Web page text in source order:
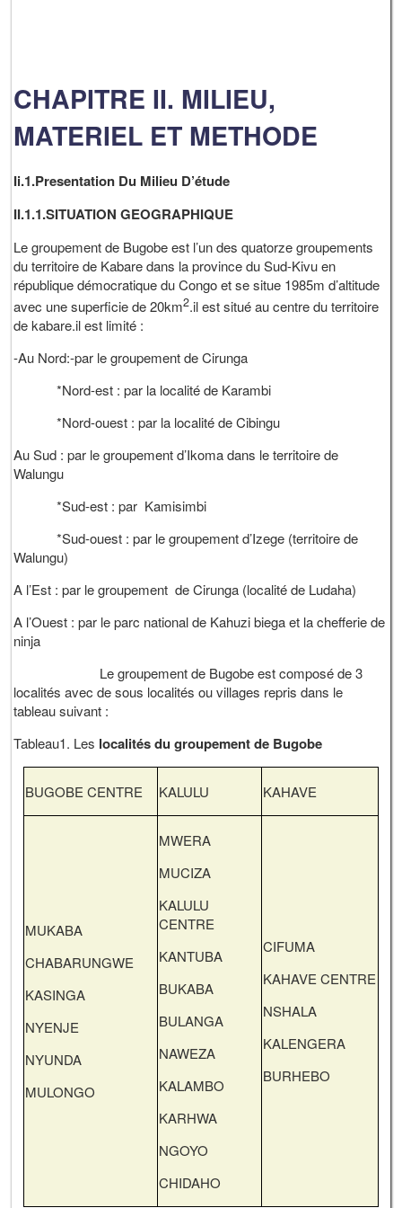
CHAPITRE II. MILIEU,
MATERIEL ET METHODE
Ii.1.Presentation Du Milieu D’étude
II.1.1.SITUATION GEOGRAPHIQUE
Le groupement de Bugobe est l’un des quatorze groupements
du territoire de Kabare dans la province du Sud-Kivu en
république démocratique du Congo et se situe 1985m d’altitude
avec une superficie de 20km2.il est situé au centre du territoire
de kabare.il est limité :
-Au Nord:-par le groupement de Cirunga
*Nord-est : par la localité de Karambi
*Nord-ouest : par la localité de Cibingu
Au Sud : par le groupement d’Ikoma dans le territoire de
Walungu
*Sud-est : par Kamisimbi
*Sud-ouest : par le groupement d’Izege (territoire de
Walungu)
A l’Est : par le groupement de Cirunga (localité de Ludaha)
A l’Ouest : par le parc national de Kahuzi biega et la chefferie de
ninja
Le groupement de Bugobe est composé de 3
localités avec de sous localités ou villages repris dans le
tableau suivant :
Tableau1. Les localités du groupement de Bugobe
BUGOBE CENTRE KALULU KAHAVE
MUKABA
CHABARUNGWE
KASINGA
NYENJE
NYUNDA
MULONGO
MWERA
MUCIZA
KALULU
CENTRE
KANTUBA
BUKABA
BULANGA
NAWEZA
KALAMBO
KARHWA
NGOYO
CHIDAHO
CIFUMA
KAHAVE CENTRE
NSHALA
KALENGERA
BURHEBO